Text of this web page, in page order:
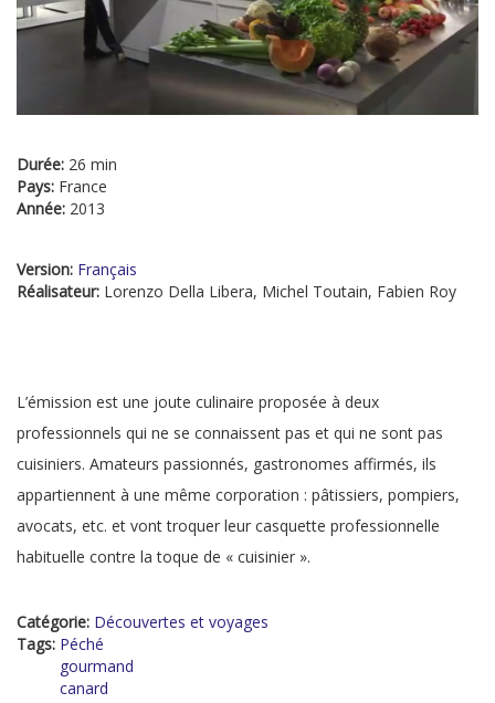
Durée: 26 min
Pays: France
Année: 2013
Version: Français
Réalisateur: Lorenzo Della Libera, Michel Toutain, Fabien Roy
L’émission est une joute culinaire proposée à deux
professionnels qui ne se connaissent pas et qui ne sont pas
cuisiniers. Amateurs passionnés, gastronomes affirmés, ils
appartiennent à une même corporation : pâtissiers, pompiers,
avocats, etc. et vont troquer leur casquette professionnelle
habituelle contre la toque de « cuisinier ».
Catégorie: Découvertes et voyages
Tags: Péché
gourmand
canard